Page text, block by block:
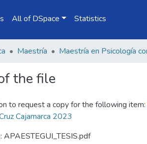
All of DSpace Statistics
Maestría
the file
to request a copy for the following item:
Cajamarca 2023